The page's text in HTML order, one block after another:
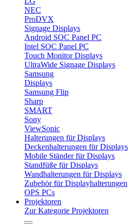
NEC
ProDVX
Signage Displays
Android SOC Panel PC
Intel SOC Panel PC
Touch Monitor Displays
UltraWide Signage Displays
Samsung
Displays
Samsung Flip
Sharp
SMART
Sony
ViewSonic
Halterungen für Displays
Deckenhalterungen für Displays
Mobile Ständer für Displays
Standfüße für Displays
Wandhalterungen für Displays
Zubehör für Displayhalterungen
OPS PCs
Projektoren
Zur Kategorie Projektoren